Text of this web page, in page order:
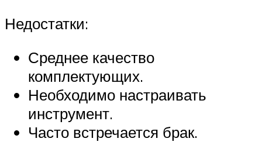
Недостатки:
Среднее качество
комплектующих.
Необходимо настраивать
инструмент.
Часто встречается брак.